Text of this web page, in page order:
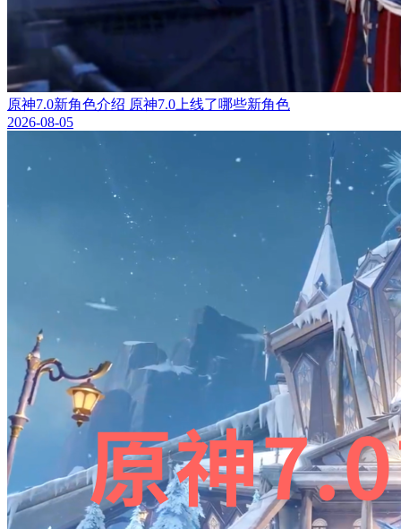
原神7.0新角色介绍 原神7.0上线了哪些新角色
2026-08-05